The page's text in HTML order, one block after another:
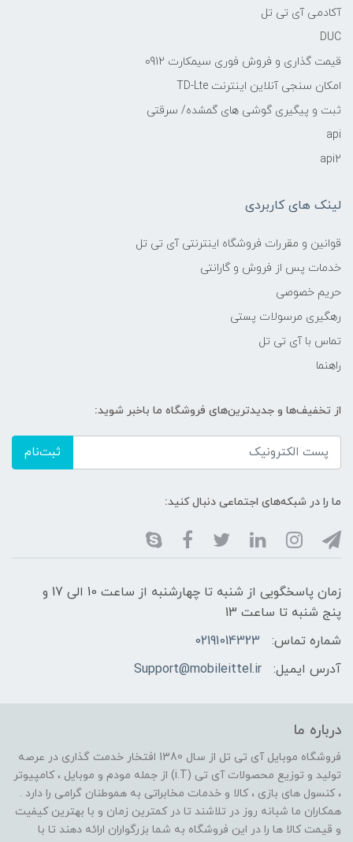
آکادمی آی تی تل
DUC
قیمت گذاری و فروش فوری سیمکارت 0912
امکان سنجی آنلاین اینترنت TD-Lte
ثبت و پیگیری گوشی های گمشده/ سرقتی
api
api2
لینک های کاربردی
قوانین و مقررات فروشگاه اینترنتی آی تی تل
خدمات پس از فروش و گارانتی
حریم خصوصی
رهگیری مرسولات پستی
تماس با آی تی تل
راهنما
از تخفیف‌ها و جدیدترین‌های فروشگاه ما باخبر شوید:
ثبت‌نام
ما را در شبکه‌های اجتماعی دنبال کنید:
زمان پاسخگویی از شنبه تا چهارشنبه از ساعت 10 الی 17 و
پنج شنبه تا ساعت 13
شماره تماس:
02191014323
آدرس ایمیل:
Support@mobileittel.ir
درباره ما
فروشگاه موبایل آی تی تل از سال 1380 افتخار خدمت گذاری در عرصه
تولید و توزیع محصولات آی تی (i.T) از جمله مودم و موبایل ، کامپیوتر
، کنسول های بازی ، کالا و خدمات مخابراتی به هموطنان گرامی را دارد .
همکاران ما شبانه روز در تلاشند تا در کمترین زمان و با بهترین کیفیت
و قیمت کالا ها را در این فروشگاه به شما بزرگواران ارائه دهند تا با